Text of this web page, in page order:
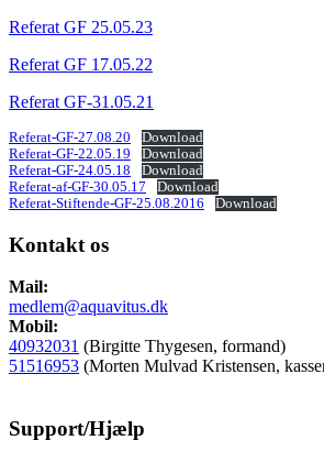
Referat GF 25.05.23
Referat GF 17.05.22
Referat GF-31.05.21
Referat-GF-27.08.20
Download
Referat-GF-22.05.19
Download
Referat-GF-24.05.18
Download
Referat-af-GF-30.05.17
Download
Referat-Stiftende-GF-25.08.2016
Download
Kontakt os
Mail:
medlem@aquavitus.dk
Mobil:
40932031 (Birgitte Thygesen, formand)
51516953 (Morten Mulvad Kristensen,
Support/Hjælp